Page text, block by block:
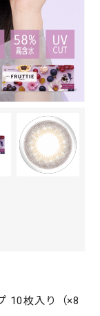
10枚入り（×8